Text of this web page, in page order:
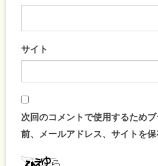
サイト
次回のコメントで使用するため
前、メールアドレス、サイトを保